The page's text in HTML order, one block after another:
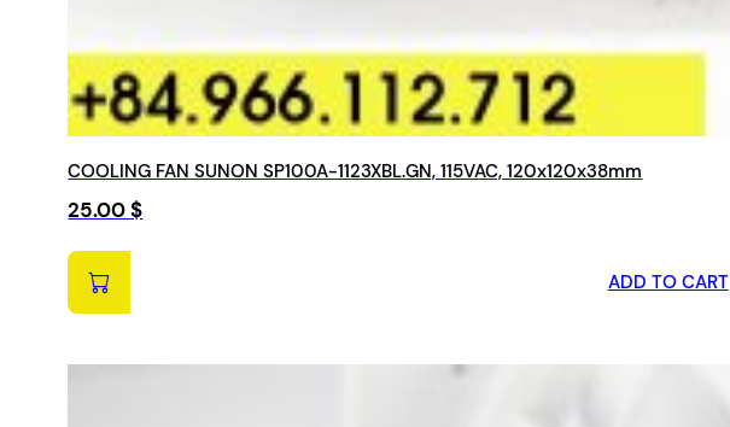
COOLING FAN SUNON SP100A-1123XBL.GN, 115VAC, 120x120x38mm
25.00$
ADD TO CART